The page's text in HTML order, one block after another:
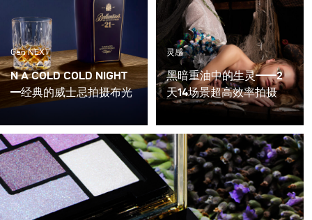
Gen NEXT
N A COLD COLD NIGHT
—经典的威士忌拍摄布光
的百龄坛苏格兰威士忌，
你会拒绝它吗?
灵感
黑暗重油中的生灵——2
天14场景超高效率拍摄
利用时尚摄影来表现人类
文明的社会和环境问题，
一些在发展道路上不断摧
毁一切的问题。